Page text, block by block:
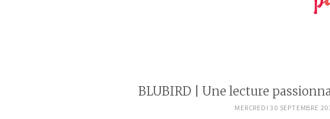
BLUBIRD | Une lecture
MERCREDI 30 SEPTEMBRE